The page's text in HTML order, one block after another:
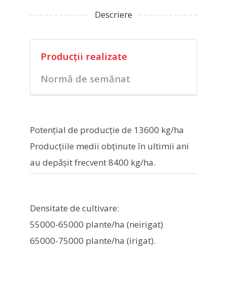
Descriere
Producții realizate
Normă de semănat
Potenţial de producţie de 13600 kg/ha
Producțiile medii obținute în ultimii ani
au depășit frecvent 8400 kg/ha.
Densitate de cultivare:
55000-65000 plante/ha (neirigat)
65000-75000 plante/ha (irigat).